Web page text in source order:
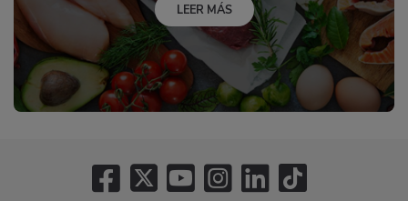
LEER MÁS